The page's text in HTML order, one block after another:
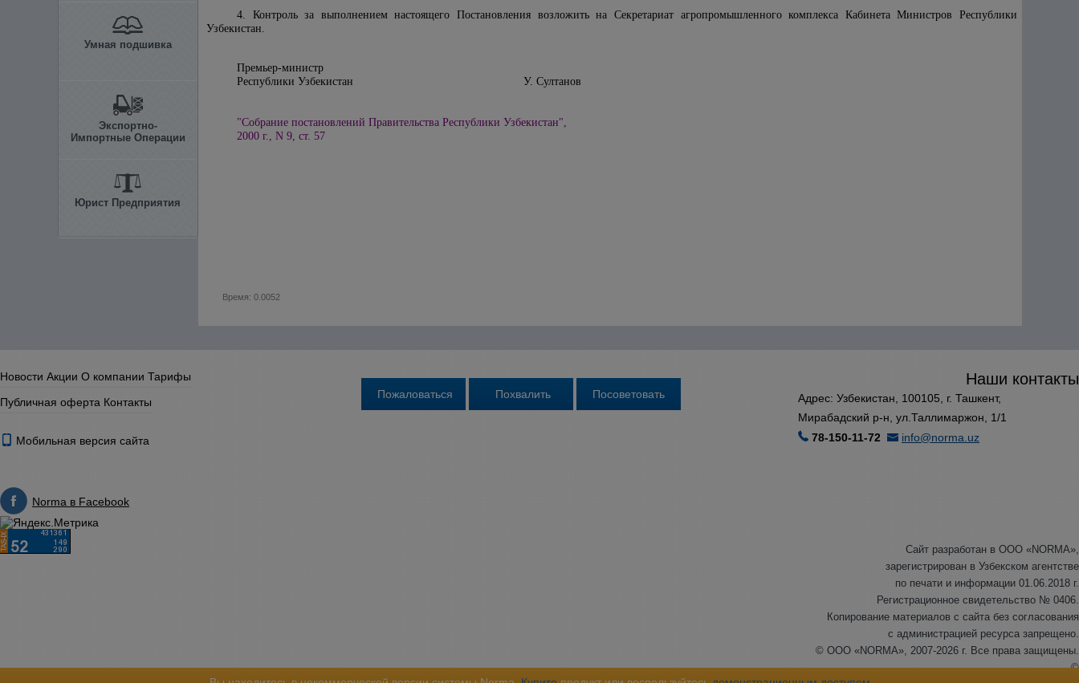
Умная подшивка
Экспортно-
Импортные Операции
Юрист Предприятия
4. Контроль за выполнением настоящего Постановления возложить на Секретариат агропромышленного комплекса Кабинета Министров Республики
Узбекистан.
Премьер-министр
Республики Узбекистан У. Султанов
"Собрание постановлений Правительства Республики Узбекистан",
2000 г., N 9, ст. 57
Время: 0.0052
Новости Акции О компании Тарифы
Публичная оферта Контакты
Наши контакты
Адрес: Узбекистан, 100105, г. Ташкент,
Мирабадский р-н, ул.Таллимаржон, 1/1
78-150-11-72
info@norma.uz
Мобильная версия сайта
Norma в Facebook
Сайт разработан в ООО «NORMA»,
зарегистрирован в Узбекском агентстве
по печати и информации 01.06.2018 г.
Регистрационное свидетельство № 0406.
Копирование материалов с сайта без согласования
с администрацией ресурса запрещено.
© ООО «NORMA», 2007-2026 г. Все права защищены.
©